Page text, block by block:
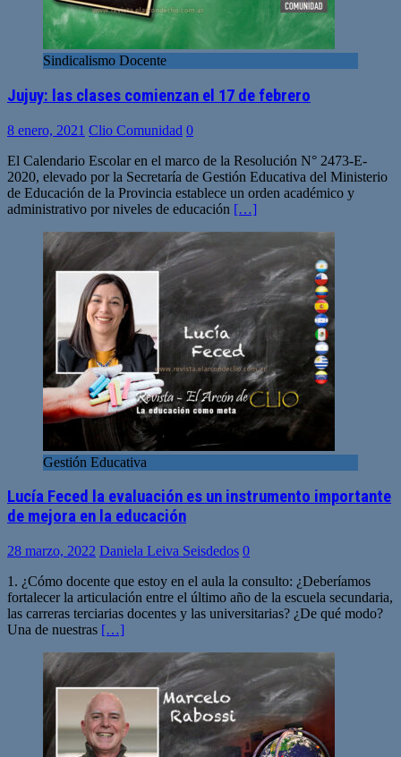
Sindicalismo Docente
Jujuy: las clases comienzan el 17 de febrero
8 enero, 2021 Clio Comunidad 0
El Calendario Escolar en el marco de la Resolución N° 2473-E-
2020, elevado por la Secretaría de Gestión Educativa del Ministerio
de Educación de la Provincia establece un orden académico y
administrativo por niveles de educación […]
Gestión Educativa
Lucía Feced la evaluación es un instrumento importante
de mejora en la educación
28 marzo, 2022 Daniela Leiva Seisdedos 0
1. ¿Cómo docente que estoy en el aula la consulto: ¿Deberíamos
fortalecer la articulación entre el último año de la escuela secundaria,
las carreras terciarias docentes y las universitarias? ¿De qué modo?
Una de nuestras […]